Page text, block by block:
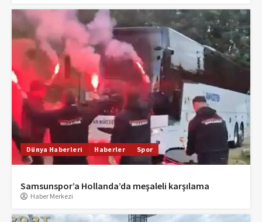
Dünya Haberleri Haberler Spor
Samsunspor’a Hollanda’da meşaleli karşılama
Haber Merkezi